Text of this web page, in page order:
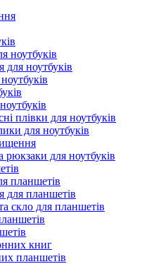
ноутбуків
ноутбуків
плівки для ноутбуків
для ноутбуків
для ноутбуків
планшетів
для планшетів
скло для планшетів
книг
планшетів